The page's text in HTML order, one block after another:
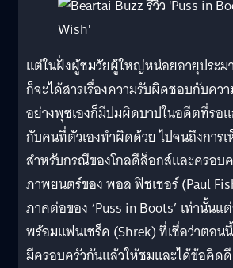
แต่ในฝั่งผู้ชมวัยผู้ใหญ่หน่อยอายุประ
ก็จะได้สารเรื่องความรับผิดชอบกับคว
อย่างพุซเองก็มีปมผิดบาปในอดีตที่รอ
กับคนที่ตัวเองทำผิดด้วย ไปจนถึงการ
สำหรับกรณีของโกลดีล็อกส์และครอบ
ภาพยนตร์ของ พอล ฟิชเชอร์ (Paul
ภาคต่อของ ‘Puss in Boots’ เท่านั้นแ
พร้อมแฟนเชร็ค (Shrek) ที่เชื่อว่าตอ
มีครอบครัวกันแล้วให้ชมและได้ข้อคิด